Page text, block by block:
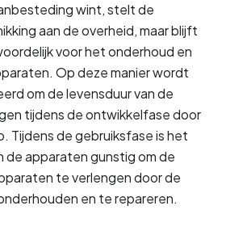
wint, stelt de
aan de overheid, maar blijft
voor het onderhoud en
Op deze manier wordt
om de levensduur van de
tijdens de ontwikkelfase door
Tijdens de gebruiksfase is het
de apparaten gunstig om de
te verlengen door de
en te repareren.